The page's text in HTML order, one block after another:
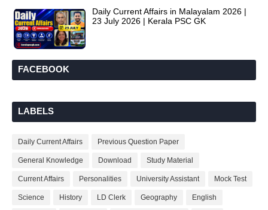
Daily Current Affairs in Malayalam 2026 |
23 July 2026 | Kerala PSC GK
FACEBOOK
LABELS
Daily Current Affairs Previous Question Paper
General Knowledge Download Study Material
Current Affairs Personalities University Assistant Mock Test
Science History LD Clerk Geography English